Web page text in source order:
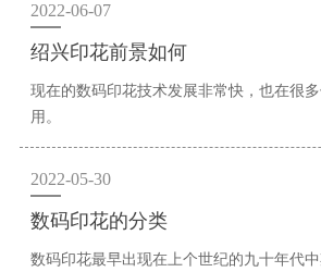
2022-06-07
绍兴印花前景如何
现在的数码印花技术发展非常快，也在很
用。
2022-05-30
数码印花的分类
数码印花最早出现在上个世纪的九十年代中